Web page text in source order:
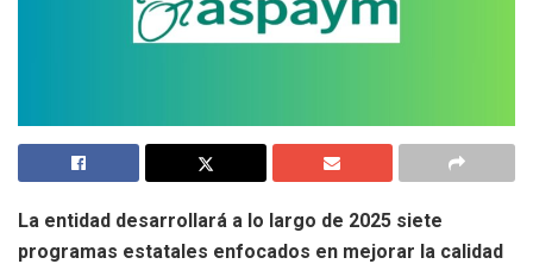
La entidad desarrollará a lo largo de 2025 siete
programas estatales enfocados en mejorar la calidad